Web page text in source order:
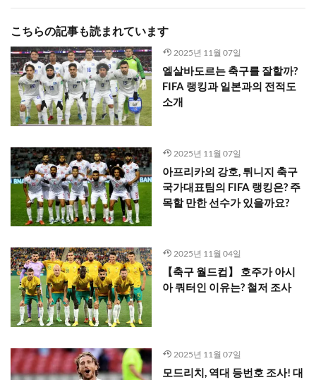
こちらの記事も読まれています
2025년 11월 07일
엘살바도르는 축구를 잘할까?
FIFA 랭킹과 일본과의 전적도
소개
2025년 11월 07일
아프리카의 강호, 튀니지 축구
국가대표팀의 FIFA 랭킹은? 주
목할 만한 선수가 있을까요?
2025년 11월 04일
【축구 월드컵】 호주가 아시
아 쿼터인 이유는? 철저 조사
2025년 11월 07일
모드리치, 역대 등번호 조사! 대